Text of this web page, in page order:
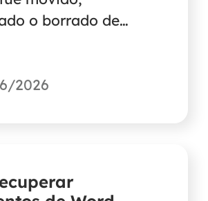
o borrado de
2026